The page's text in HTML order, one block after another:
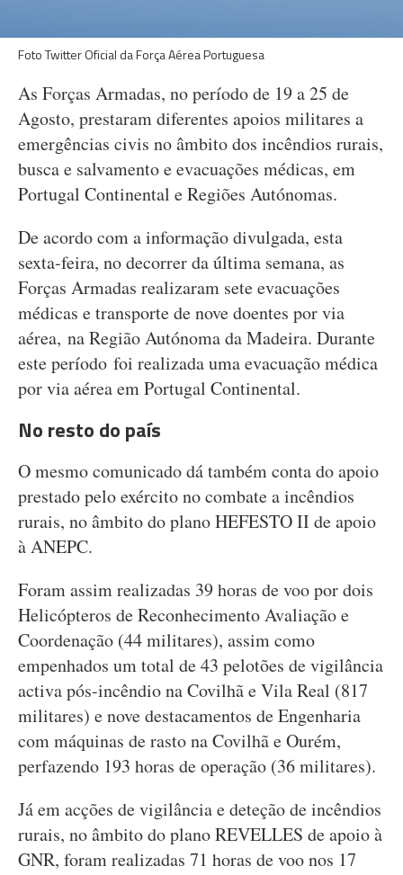
Foto Twitter Oficial da Força Aérea Portuguesa
As Forças Armadas, no período de 19 a 25 de
Agosto, prestaram diferentes apoios militares a
emergências civis no âmbito dos incêndios rurais,
busca e salvamento e evacuações médicas, em
Portugal Continental e Regiões Autónomas.
De acordo com a informação divulgada, esta
sexta-feira, no decorrer da última semana, as
Forças Armadas realizaram sete evacuações
médicas e transporte de nove doentes por via
aérea, na Região Autónoma da Madeira. Durante
este período foi realizada uma evacuação médica
por via aérea em Portugal Continental.
No resto do país
O mesmo comunicado dá também conta do apoio
prestado pelo exército no combate a incêndios
rurais, no âmbito do plano HEFESTO II de apoio
à ANEPC.
Foram assim realizadas 39 horas de voo por dois
Helicópteros de Reconhecimento Avaliação e
Coordenação (44 militares), assim como
empenhados um total de 43 pelotões de vigilância
activa pós-incêndio na Covilhã e Vila Real (817
militares) e nove destacamentos de Engenharia
com máquinas de rasto na Covilhã e Ourém,
perfazendo 193 horas de operação (36 militares).
Já em acções de vigilância e deteção de incêndios
rurais, no âmbito do plano REVELLES de apoio à
GNR, foram realizadas 71 horas de voo nos 17